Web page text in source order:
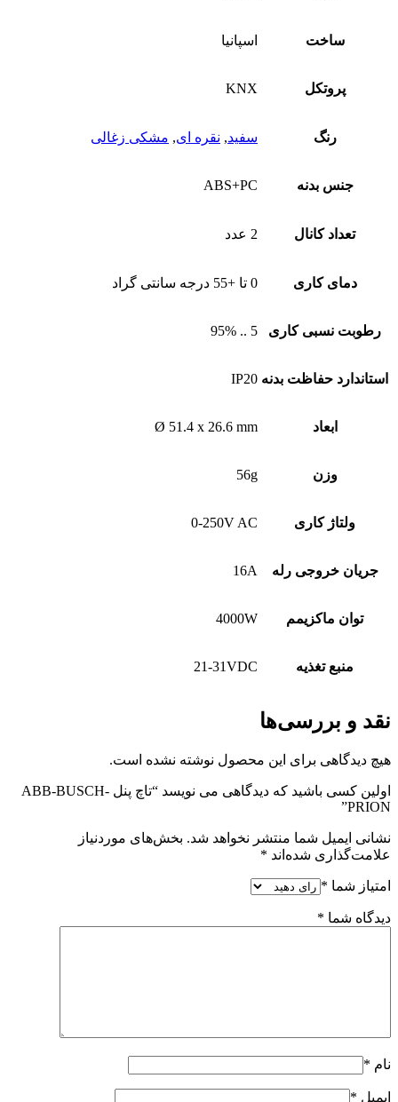
ساخت اسپانیا
پروتکل KNX
رنگ سفید, نقره ای, مشکی زغالی
جنس بدنه ABS+PC
تعداد کانال 2 عدد
دمای کاری 0 تا +55 درجه سانتی گراد
رطوبت نسبی کاری 5 .. 95%
استاندارد حفاظت بدنه IP20
ابعاد Ø 51.4 x 26.6 mm
وزن 56g
ولتاژ کاری 0-250V AC
جریان خروجی رله 16A
توان ماکزیمم 4000W
منبع تغذیه 21-31VDC
نقد و بررسی‌ها
هیچ دیدگاهی برای این محصول نوشته نشده است.
اولین کسی باشید که دیدگاهی می نویسد “تاچ پنل ABB-BUSCH-
PRION”
نشانی ایمیل شما منتشر نخواهد شد. بخش‌های موردنیاز
علامت‌گذاری شده‌اند *
امتیاز شما *
دیدگاه شما *
نام *
ایمیل *